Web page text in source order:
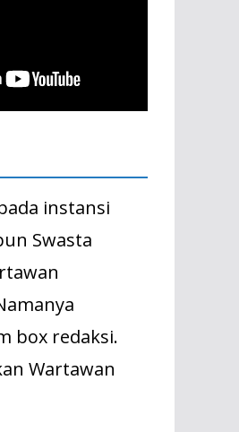
instansi
Swasta
box redaksi.
Wartawan